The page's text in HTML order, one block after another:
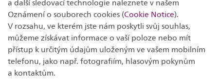
a další sledovací technologie naleznete v našem
Oznámení o souborech cookies (Cookie Notice).
V rozsahu, ve kterém jste nám poskytli svůj souhlas,
můžeme získávat informace o vaší poloze nebo mít
přístup k určitým údajům uloženým ve vašem mobilním
telefonu, jako např. fotografiím, hlasovým pokynům
a kontaktům.